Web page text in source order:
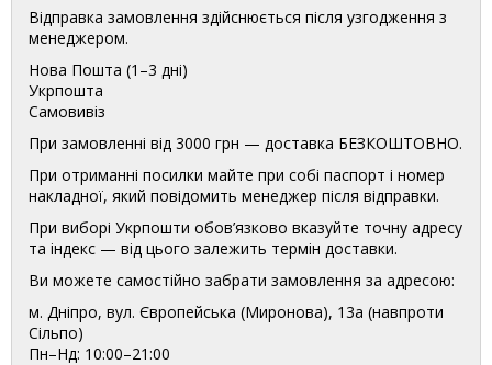
Відправка замовлення здійснюється після узгодження з
менеджером.
Нова Пошта (1–3 дні)
Укрпошта
Самовивіз
При замовленні від 3000 грн — доставка БЕЗКОШТОВНО.
При отриманні посилки майте при собі паспорт і номер
накладної, який повідомить менеджер після відправки.
При виборі Укрпошти обов’язково вказуйте точну адресу
та індекс — від цього залежить термін доставки.
Ви можете самостійно забрати замовлення за адресою:
м. Дніпро, вул. Європейська (Миронова), 13а (навпроти
Сільпо)
Пн–Нд: 10:00–21:00